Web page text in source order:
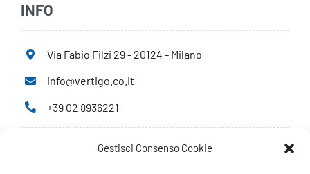
Gestisci Consenso Cookie
INFO
Via Fabio Filzi 29 - 20124 - Milano
info@vertigo.co.it
+39 02 8936221
Privacy Policy